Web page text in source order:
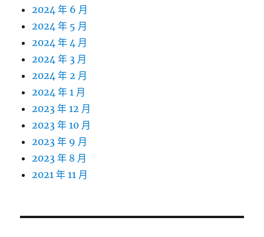
2024 年 6 月
2024 年 5 月
2024 年 4 月
2024 年 3 月
2024 年 2 月
2024 年 1 月
2023 年 12 月
2023 年 10 月
2023 年 9 月
2023 年 8 月
2021 年 11 月